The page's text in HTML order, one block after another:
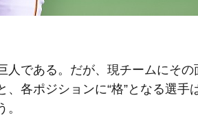
である。だが、現チームにその
各ポジションに“格”となる選手